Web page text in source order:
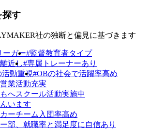
探す
社の独断と偏見に基づきます
ーガー#監督教育者タイプ
近し#専属トレーナーあり
動重視#OBの社会で活躍率高め
業活動充実
へスクール活動実施中
います
ーチーム入団率高め
部、就職率と満足度に自信あり